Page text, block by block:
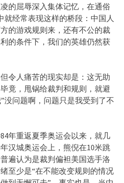
的屈辱深入集体记忆，在通俗
就经常表现这样的桥段：中国人
的游戏规则来，还有不公的裁
的条件下，我们的英雄仍然获
令人痛苦的现实却是：这无助
竟，甩锅给裁判和规则，就避
问题啊，问题只是我受到了不
年重返夏季奥运会以来，就几
汉城奥运会上，熊倪在10米跳
遍认为是裁判偏袒美国选手洛
至少是“在不能改变规则的情况